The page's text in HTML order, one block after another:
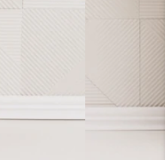
на обработку файлов cookie в